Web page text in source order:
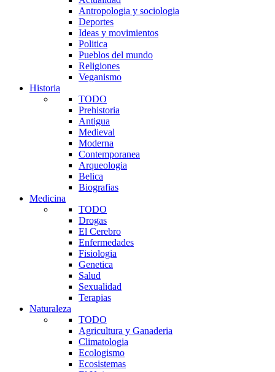
Antropologia y sociologia
Deportes
Ideas y movimientos
Politica
Pueblos del mundo
Religiones
Veganismo
Historia
TODO
Prehistoria
Antigua
Medieval
Moderna
Contemporanea
Arqueologia
Belica
Biografias
Medicina
TODO
Drogas
El Cerebro
Enfermedades
Fisiologia
Genetica
Salud
Sexualidad
Terapias
Naturaleza
TODO
Agricultura y Ganaderia
Climatologia
Ecologismo
Ecosistemas